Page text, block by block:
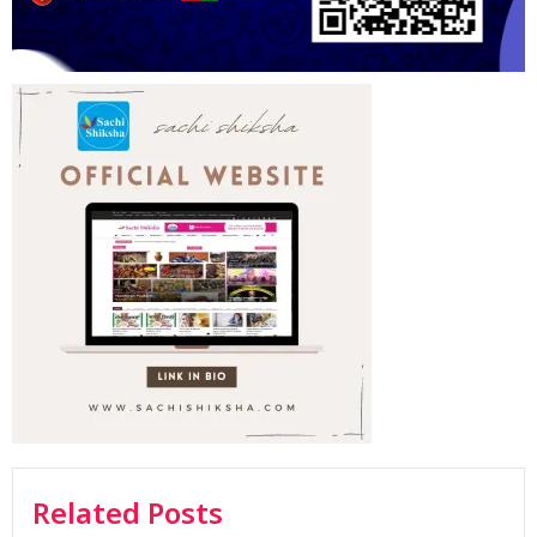
Related Posts